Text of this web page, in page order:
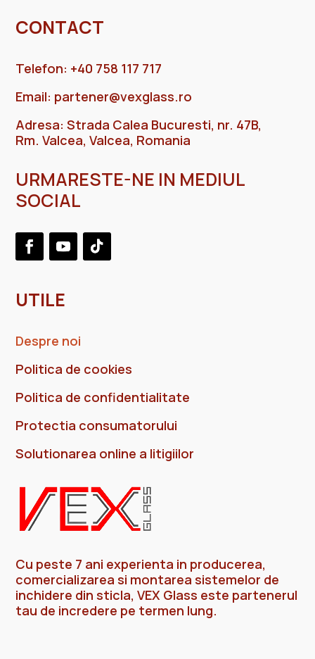
CONTACT
Telefon: +40 758 117 717
Email: partener@vexglass.ro
Adresa: Strada Calea Bucuresti, nr. 47B,
Rm. Valcea, Valcea, Romania
URMARESTE-NE IN MEDIUL
SOCIAL
UTILE
Despre noi
Politica de cookies
Politica de confidentialitate
Protectia consumatorului
Solutionarea online a litigiilor
Cu peste 7 ani experienta in producerea,
comercializarea si montarea sistemelor de
inchidere din sticla, VEX Glass este partenerul
tau de incredere pe termen lung.